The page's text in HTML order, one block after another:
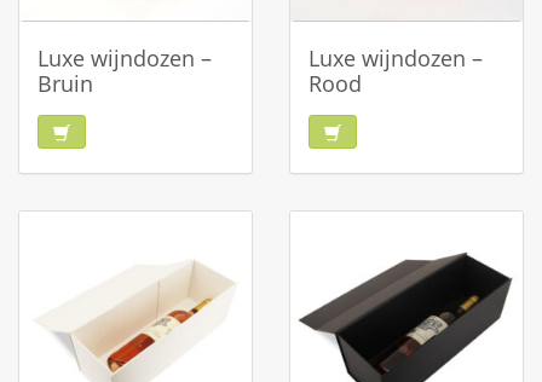
Luxe wijndozen –
Bruin
Luxe wijndozen –
Rood